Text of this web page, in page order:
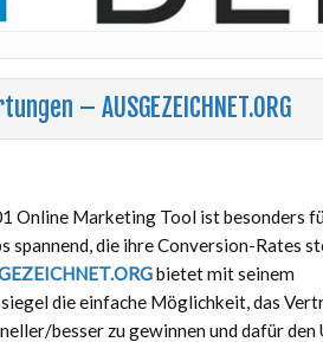
– AUSGEZEICHNET.ORG
Online Marketing Tool ist besonders
spannend, die ihre Conversion-Rates
bietet mit seinem
die einfache Möglichkeit, das
besser zu gewinnen und dafür den